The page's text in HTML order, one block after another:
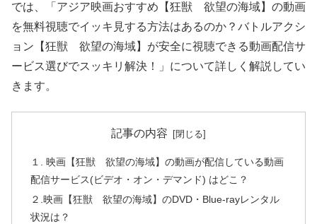
では、「アジア映画おすすめ【狂獣 欲望の海域】の動画
を無料視聴でイッキ見する方法はあるのか？バトルアクシ
ョン【狂獣 欲望の海域】が安全に視聴できる動画配信サ
ービス選びでスッキリ解決！」について詳しく解説してい
きます。
記事の内容
１. 映画【狂獣 欲望の海域】の動画が配信している動画
配信サービス(ビデオ・オン・デマンド) はどこ？
２.映画【狂獣 欲望の海域】のDVD・Blue-rayレンタル
状況は？